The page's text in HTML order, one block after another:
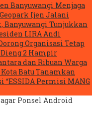
Banyuwangi Menjaga
Geopark Ijen Jalani
Banyuwangi Tunjukkan
LIRA Andi
Organisasi Tetap
Dieng 2 Hampir
dan Ribuan Warga
Batu Tanamkan
Permisi MANG
Ponsel Android